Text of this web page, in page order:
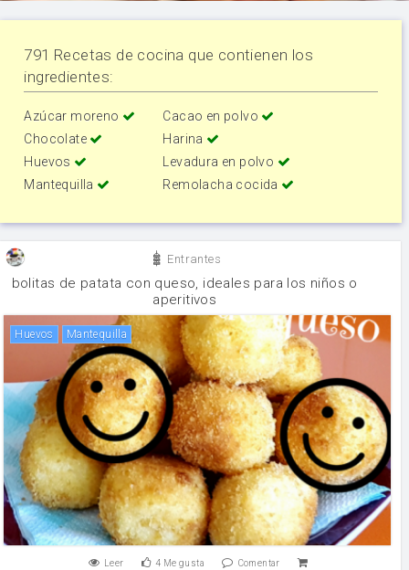
791 Recetas de cocina que contienen los
ingredientes:
Azúcar moreno
Cacao en polvo
Chocolate
Harina
Huevos
Levadura en polvo
Mantequilla
Remolacha cocida
Entrantes
bolitas de patata con queso, ideales para los niños o
aperitivos
huevos mantequilla
Leer 4 Me gusta Comentar